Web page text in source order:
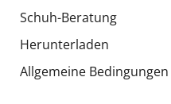
Schuh-Beratung
Herunterladen
Allgemeine